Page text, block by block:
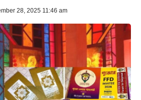
28, 2025 11:46 am